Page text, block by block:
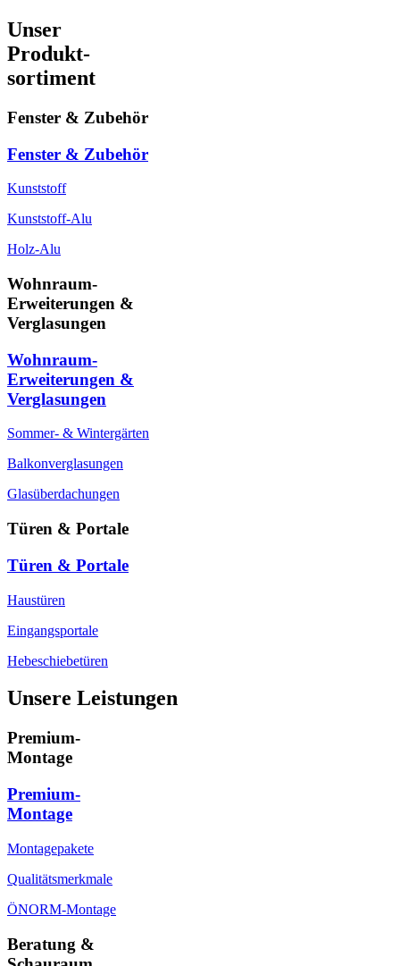
Unser
Produkt-
sortiment
Fenster & Zubehör
Fenster & Zubehör
Kunststoff
Kunststoff-Alu
Holz-Alu
Wohnraum-
Erweiterungen &
Verglasungen
Wohnraum-
Erweiterungen &
Verglasungen
Sommer- & Wintergärten
Balkonverglasungen
Glasüberdachungen
Türen & Portale
Türen & Portale
Haustüren
Eingangsportale
Hebeschiebetüren
Unsere Leistungen
Premium-
Montage
Premium-
Montage
Montagepakete
Qualitätsmerkmale
ÖNORM-Montage
Beratung &